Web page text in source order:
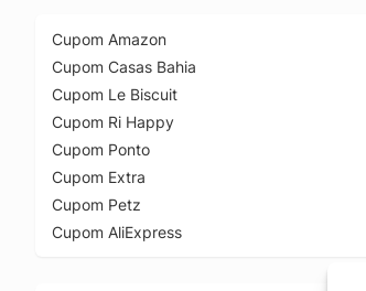
Cupom Amazon
Cupom Casas Bahia
Cupom Le Biscuit
Cupom Ri Happy
Cupom Ponto
Cupom Extra
Cupom Petz
Cupom AliExpress